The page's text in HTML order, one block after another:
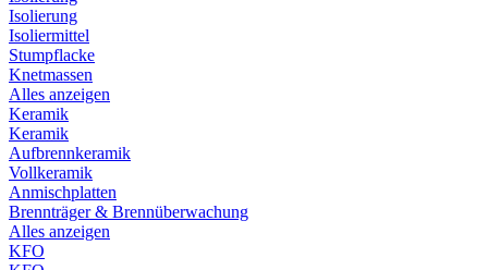
Isolierung
Isoliermittel
Stumpflacke
Knetmassen
Alles anzeigen
Keramik
Keramik
Aufbrennkeramik
Vollkeramik
Anmischplatten
Brennträger & Brennüberwachung
Alles anzeigen
KFO